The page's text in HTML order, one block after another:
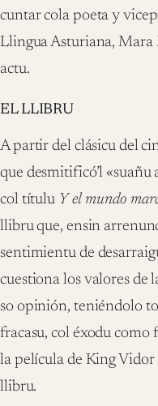
cuntar cola poeta y
Llingua Asturiana,
actu.
EL LLIBRU
A partir del clásicu del
que desmitificó’l
col títulu Y el mundo
llibru que, ensin
sentimientu de
cuestiona los valores de
so opinión, teniéndolo
fracasu, col éxodu
la película de King Vidor
llibru.